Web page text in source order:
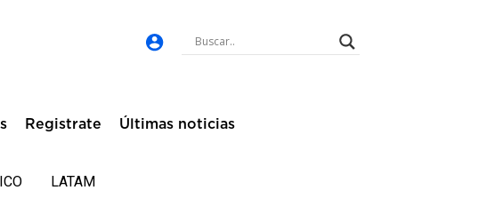
Registrate Últimas noticias
LATAM